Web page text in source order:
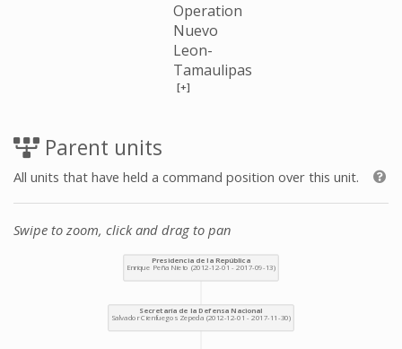
Operation
Nuevo
Leon-
Tamaulipas
[+]
Parent units
All units that have held a command position over this unit.
Swipe to zoom, click and drag to pan